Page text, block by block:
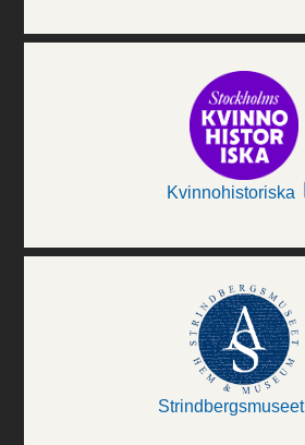
Kvinnohistoriska
Strindbergsmuseet